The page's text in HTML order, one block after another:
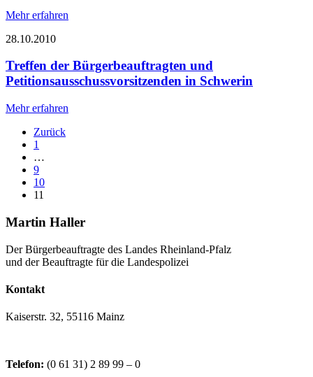
Mehr erfahren
28.10.2010
Treffen der Bürgerbeauftragten und
Petitionsausschussvorsitzenden in Schwerin
Mehr erfahren
Zurück
1
…
9
10
11
Martin Haller
Der Bürgerbeauftragte des Landes Rheinland-Pfalz
und der Beauftragte für die Landespolizei
Kontakt
Kaiserstr. 32, 55116 Mainz
Telefon: (0 61 31) 2 89 99 – 0